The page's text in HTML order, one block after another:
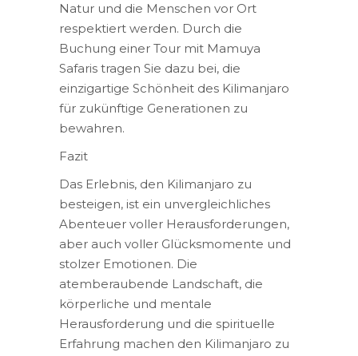
Natur und die Menschen vor Ort
respektiert werden. Durch die
Buchung einer Tour mit Mamuya
Safaris tragen Sie dazu bei, die
einzigartige Schönheit des Kilimanjaro
für zukünftige Generationen zu
bewahren.
Fazit
Das Erlebnis, den Kilimanjaro zu
besteigen, ist ein unvergleichliches
Abenteuer voller Herausforderungen,
aber auch voller Glücksmomente und
stolzer Emotionen. Die
atemberaubende Landschaft, die
körperliche und mentale
Herausforderung und die spirituelle
Erfahrung machen den Kilimanjaro zu